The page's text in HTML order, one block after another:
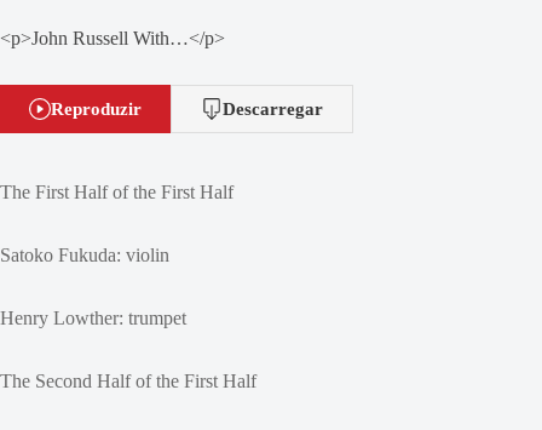
<p>John Russell With…</p>
Reproduzir Descarregar
The First Half of the First Half
Satoko Fukuda: violin
Henry Lowther: trumpet
The Second Half of the First Half